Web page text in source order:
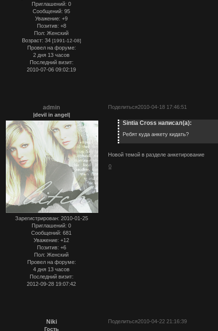
Приглашений: 0
Сообщений: 95
Уважение: +9
Позитив: +8
Пол: Женский
Возраст: 34 [1991-12-08]
Провел на форуме:
2 дня 13 часов
Последний визит:
2010-07-06 09:02:19
Поделиться2010-04-18 17:46:51
admin
|devil in angel|
Зарегистрирован: 2010-01-25
Приглашений: 0
Сообщений: 681
Уважение: +12
Позитив: +6
Пол: Женский
Провел на форуме:
4 дня 13 часов
Последний визит:
2012-09-28 19:07:42
Sintia Cross написал(а):
Ребят куда анкету кидать?
Новой темой в разделе анкетирование
0
Поделиться2010-04-22 21:16:39
Niki
Гость